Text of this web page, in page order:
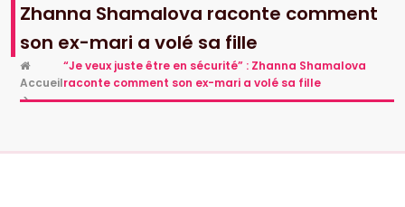
Zhanna Shamalova raconte comment
son ex-mari a volé sa fille
Accueil
>
“Je veux juste être en sécurité” : Zhanna Shamalova
raconte comment son ex-mari a volé sa fille